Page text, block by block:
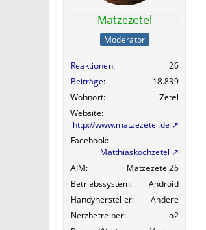
Matzezetel
Moderator
Reaktionen
26
Beiträge
18.839
Wohnort
Zetel
Website
http://www.matzezetel.de
Facebook
Matthiaskochzetel
AIM
Matzezetel26
Betriebssystem
Android
Handyhersteller
Andere
Netzbetreiber
o2